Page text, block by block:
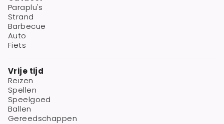
Paraplu's
Strand
Barbecue
Auto
Fiets
Vrije tijd
Reizen
Spellen
Speelgoed
Ballen
Gereedschappen